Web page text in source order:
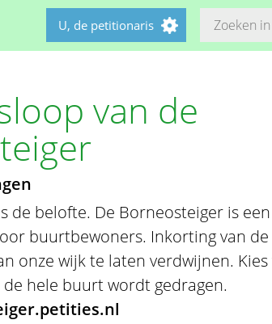
U, de petitionaris
van de
de belofte. De Borneosteiger is
buurtbewoners. Inkorting van
onze wijk te laten verdwijnen.
hele buurt wordt gedragen.